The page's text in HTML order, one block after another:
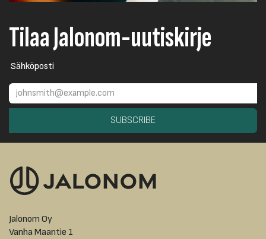
Tilaa Jalonom-uutiskirje
Sähköposti
SUBSCRIBE
Jalonom Oy
Vanha Maantie 1